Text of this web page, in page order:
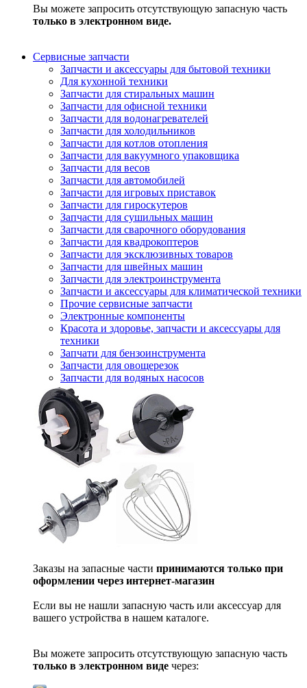
Вы можете запросить отсутствующую запасную часть
только в электронном виде.
Сервисные запчасти
Запчасти и аксессуары для бытовой техники
Для кухонной техники
Запчасти для стиральных машин
Запчасти для офисной техники
Запчасти для водонагревателей
Запчасти для холодильников
Запчасти для котлов отопления
Запчасти для вакуумного упаковщика
Запчасти для весов
Запчасти для автомобилей
Запчасти для игровых приставок
Запчасти для гироскутеров
Запчасти для сушильных машин
Запчасти для сварочного оборудования
Запчасти для квадрокоптеров
Запчасти для эксклюзивных товаров
Запчасти для швейных машин
Запчасти для электроинструмента
Запчасти и аксессуары для климатической техники
Прочие сервисные запчасти
Электронные компоненты
Красота и здоровье, запчасти и аксессуары для
техники
Запчати для бензоинструмента
Запчасти для овощерезок
Запчасти для водяных насосов
Заказы на запасные части принимаются только при
оформлении через интернет-магазин
Если вы не нашли запасную часть или аксессуар для
вашего устройства в нашем каталоге.
Вы можете запросить отсутствующую запасную часть
только в электронном виде через: